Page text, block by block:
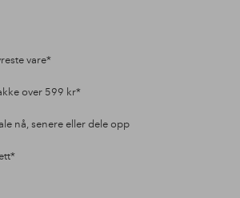
vare*
over 599 kr*
nå, senere eller dele opp